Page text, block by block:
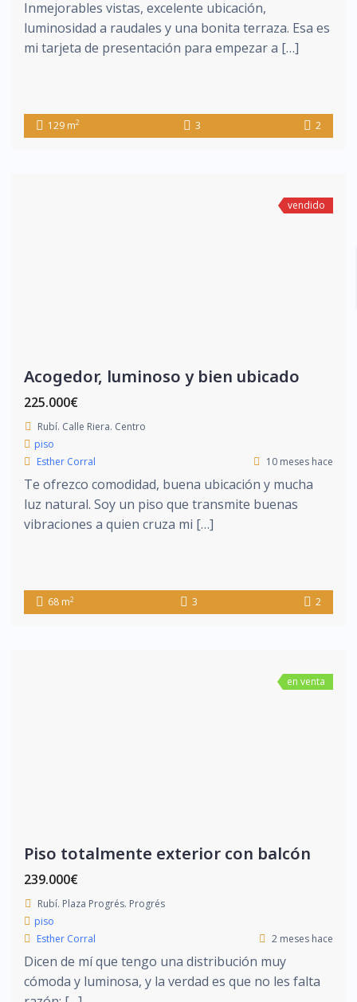
Inmejorables vistas, excelente ubicación,
luminosidad a raudales y una bonita terraza. Esa es
mi tarjeta de presentación para empezar a […]
129 m2 3 2
vendido
Acogedor, luminoso y bien ubicado
225.000€
Rubí. Calle Riera. Centro
piso
Esther Corral
10 meses hace
Te ofrezco comodidad, buena ubicación y mucha
luz natural. Soy un piso que transmite buenas
vibraciones a quien cruza mi […]
68 m2 3 2
en venta
Piso totalmente exterior con balcón
239.000€
Rubí. Plaza Progrés. Progrés
piso
Esther Corral
2 meses hace
Dicen de mí que tengo una distribución muy
cómoda y luminosa, y la verdad es que no les falta